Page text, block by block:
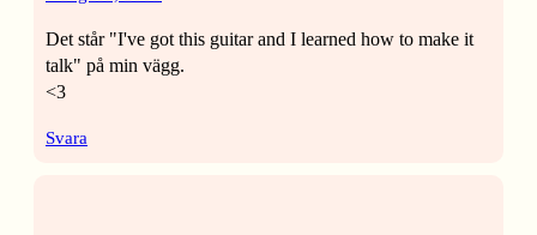
Det står "I've got this guitar and I learned how to make it
talk" på min vägg.
<3
Svara